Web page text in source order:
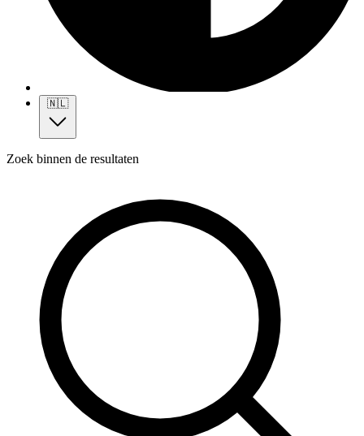
🇳🇱
Zoek binnen de resultaten